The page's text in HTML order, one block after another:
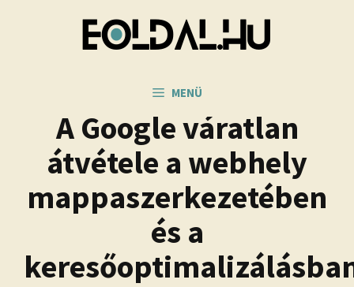
MENÜ
A Google váratlan
átvétele a webhely
mappaszerkezetében
és a